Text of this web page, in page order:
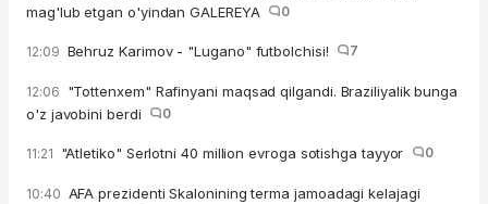
mag'lub etgan o'yindan GALEREYA
0
12:09 Behruz Karimov - "Lugano" futbolchisi! 7
12:06 "Tottenxem" Rafinyani maqsad qilgandi. Braziliyalik bunga
o'z javobini berdi
0
11:21 "Atletiko" Serlotni 40 million evroga sotishga tayyor 0
10:40 AFA prezidenti Skalonining terma jamoadagi kelajagi